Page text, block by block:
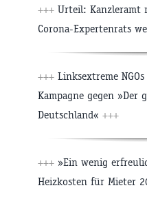
+++ Urteil: Kanzleramt
Corona-Expertenrats
+++ Linksextreme
Kampagne gegen »Der
Deutschland« +++
+++ »Ein wenig
Heizkosten für Mieter